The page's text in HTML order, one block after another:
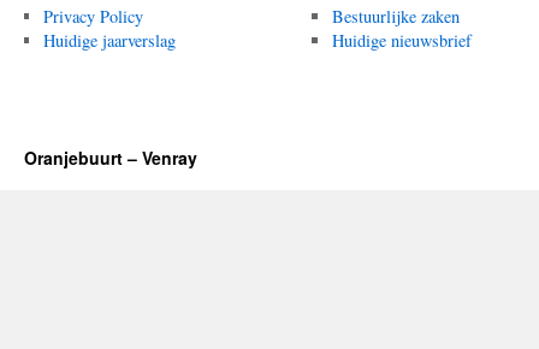
Privacy Policy
Huidige jaarverslag
Bestuurlijke zaken
Huidige nieuwsbrief
Oranjebuurt – Venray